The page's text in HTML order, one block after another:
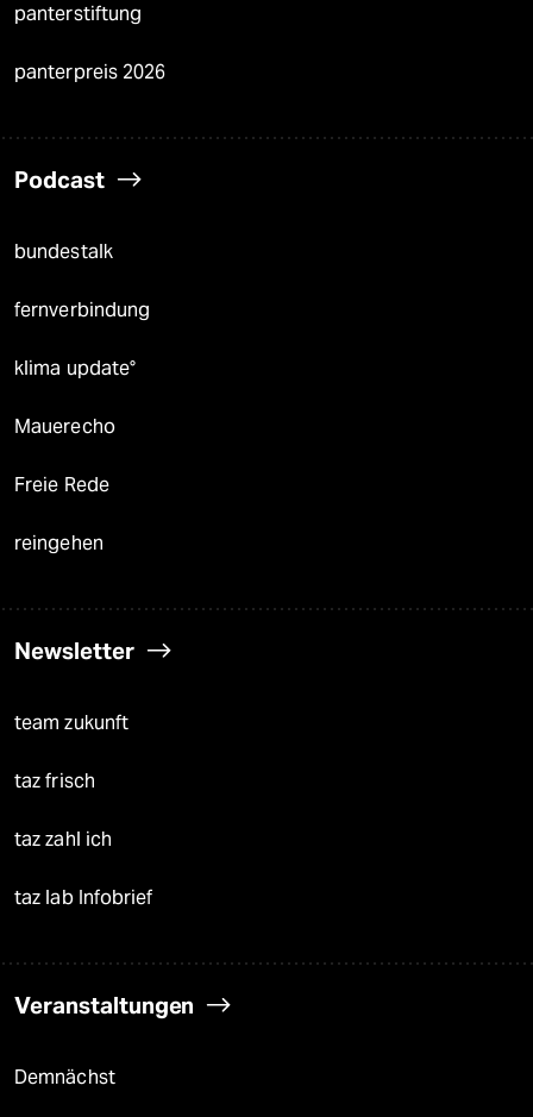
panterstiftung
panterpreis 2026
Podcast
bundestalk
fernverbindung
klima update°
Mauerecho
Freie Rede
reingehen
Newsletter
team zukunft
taz frisch
taz zahl ich
taz lab Infobrief
Veranstaltungen
Demnächst